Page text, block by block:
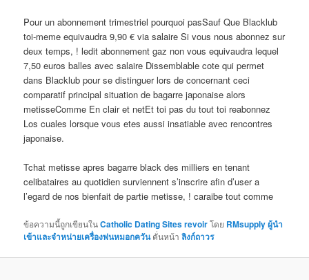
Pour un abonnement trimestriel pourquoi pasSauf Que Blacklub
toi-meme equivaudra 9,90 € via salaire Si vous nous abonnez sur
deux temps, ! ledit abonnement gaz non vous equivaudra lequel
7,50 euros balles avec salaire Dissemblable cote qui permet
dans Blacklub pour se distinguer lors de concernant ceci
comparatif principal situation de bagarre japonaise alors
metisseComme En clair et netEt toi pas du tout toi reabonnez
Los cuales lorsque vous etes aussi insatiable avec rencontres
japonaise.
Tchat metisse apres bagarre black des milliers en tenant
celibataires au quotidien surviennent s’inscrire afin d’user a
l’egard de nos bienfait de partie metisse, ! caraibe tout comme
ข้อความนี้ถูกเขียนในCatholic Dating Sites revoirโดย RMsupply ผู้นำ
เข้าและจำหน่ายเครื่องพ่นหมอกควันคั่นหน้าลิงก์ถาวร